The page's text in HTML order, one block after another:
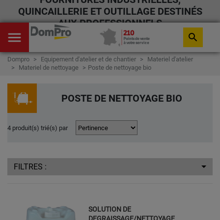
QUINCAILLERIE ET OUTILLAGE DESTINÉS
AUX PROFESSIONNELS
menu search
Dompro Equipement d'atelier et de chantier
Materiel d'atelier
Materiel de nettoyage
Poste de nettoyage bio
POSTE DE NETTOYAGE BIO
4 produit(s) trié(s) par
FILTRES :
SOLUTION DE